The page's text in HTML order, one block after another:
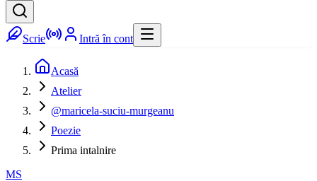
Scrie Intră în cont
Acasă
Atelier
@maricela-suciu-murgeanu
Poezie
Prima intalnire
MS